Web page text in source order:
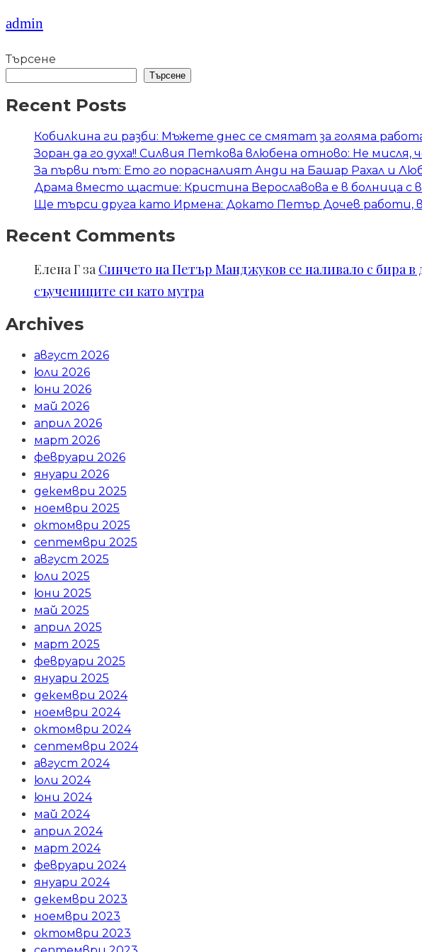
admin
Търсене
Търсене
Recent Posts
Кобилкина ги разби: Мъжете днес се смятат за голяма
Зоран да го духа!! Силвия Петкова влюбена отново: Не
За първи път: Ето го порасналият Анди на Башар Рахал и
Драма вместо щастие: Кристина Верославова е в болница с
Ще търси друга като Ирмена: Докато Петър Дочев работи,
Recent Comments
Елена Г за Синчето на Петър Манджуков се наливало с бира в
съучениците си като мутра
Archives
август 2026
юли 2026
юни 2026
май 2026
април 2026
март 2026
февруари 2026
януари 2026
декември 2025
ноември 2025
октомври 2025
септември 2025
август 2025
юли 2025
юни 2025
май 2025
април 2025
март 2025
февруари 2025
януари 2025
декември 2024
ноември 2024
октомври 2024
септември 2024
август 2024
юли 2024
юни 2024
май 2024
април 2024
март 2024
февруари 2024
януари 2024
декември 2023
ноември 2023
октомври 2023